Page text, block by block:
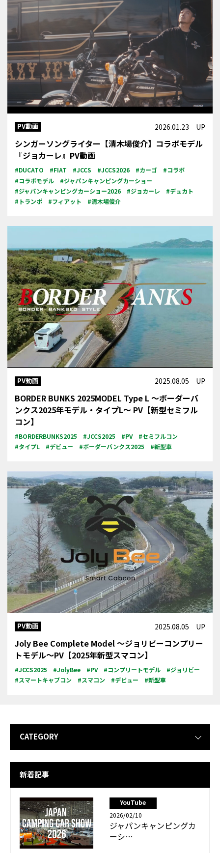
PV動画 2026.01.23 UP
シンガーソングライター【清木場俊介】コラボモデル
『ジョカーレ』PV動画
#DUCATO #FIAT #JCCS #JCCS2026 #カーゴ
#コラボ
#コラボモデル
#ジャパンキャンピングカーショー
#ジャパンキャンピングカーショー2026
#ジョカーレ
#デュカト
#トランポ
#フィアット #清木場俊介
PV動画 2025.08.05 UP
BORDER BUNKS 2025MODEL Type L ～ボーダーバ
ンクス2025年モデル・タイプL～ PV【新型セミフル
コン】
#BORDERBUNKS2025 #JCCS2025 #PV
#セミフルコン
#タイプL
#デビュー #ボーダーバンクス2025 #新型車
PV動画 2025.08.05 UP
Joly Bee Complete Model ～ジョリビーコンプリー
トモデル～PV【2025年新型スマコン】
#JCCS2025 #JolyBee #PV #コンプリートモデル
#ジョリビー
#スマートキャブコン
#スマコン #デビュー #新型車
CATEGORY
新着記事
YouTube
2026/02/10
ジャパンキャンピングカ
ーシ…